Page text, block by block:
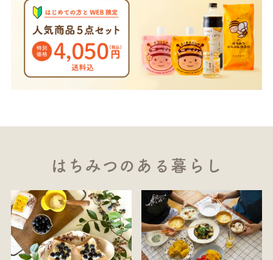
はちみつのある暮らし